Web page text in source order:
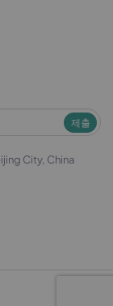
제출
City, China